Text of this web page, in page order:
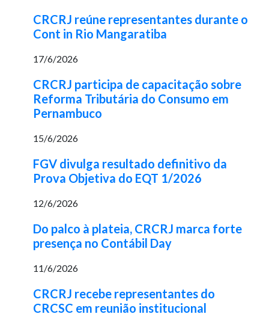
CRCRJ reúne representantes durante o
Cont in Rio Mangaratiba
17/6/2026
CRCRJ participa de capacitação sobre
Reforma Tributária do Consumo em
Pernambuco
15/6/2026
FGV divulga resultado definitivo da
Prova Objetiva do EQT 1/2026
12/6/2026
Do palco à plateia, CRCRJ marca forte
presença no Contábil Day
11/6/2026
CRCRJ recebe representantes do
CRCSC em reunião institucional